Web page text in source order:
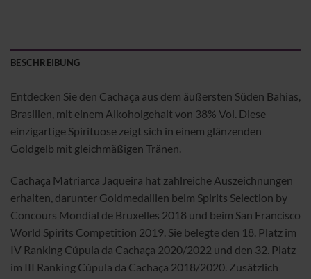
BESCHREIBUNG
Entdecken Sie den Cachaça aus dem äußersten Süden Bahias,
Brasilien, mit einem Alkoholgehalt von 38% Vol. Diese
einzigartige Spirituose zeigt sich in einem glänzenden
Goldgelb mit gleichmäßigen Tränen.
Cachaça Matriarca Jaqueira hat zahlreiche Auszeichnungen
erhalten, darunter Goldmedaillen beim Spirits Selection by
Concours Mondial de Bruxelles 2018 und beim San Francisco
World Spirits Competition 2019. Sie belegte den 18. Platz im
IV Ranking Cúpula da Cachaça 2020/2022 und den 32. Platz
im III Ranking Cúpula da Cachaça 2018/2020. Zusätzlich